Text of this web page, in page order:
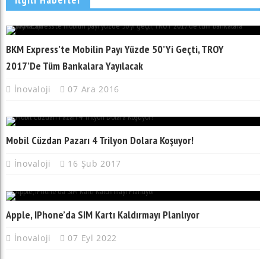
BKM Express’te Mobilin Payı Yüzde 50’yi Geçti, TROY
2017’de Tüm Bankalara Yayılacak
İnovaloji 07 Ara 2016
Mobil Cüzdan Pazarı 4 Trilyon Dolara Koşuyor!
İnovaloji 16 Şub 2017
Apple, IPhone’da SIM Kartı Kaldırmayı Planlıyor
İnovaloji 07 Eyl 2022